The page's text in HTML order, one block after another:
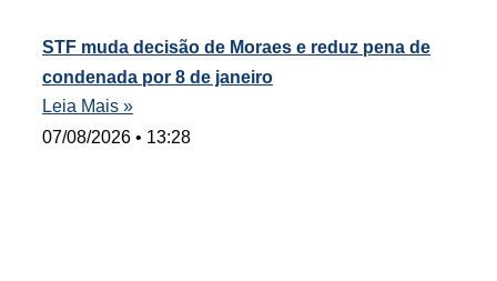
STF muda decisão de Moraes e reduz pena de
condenada por 8 de janeiro
Leia Mais »
07/08/2026
13:28